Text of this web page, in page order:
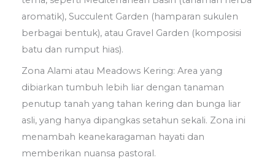
aromatik), Succulent Garden (hamparan sukulen
berbagai bentuk), atau Gravel Garden (komposisi
batu dan rumput hias).
Zona Alami atau Meadows Kering: Area yang
dibiarkan tumbuh lebih liar dengan tanaman
penutup tanah yang tahan kering dan bunga liar
asli, yang hanya dipangkas setahun sekali. Zona ini
menambah keanekaragaman hayati dan
memberikan nuansa pastoral.